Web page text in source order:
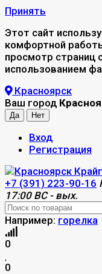
Принять
Этот сайт
комфортной
просмотр страниц
использованием
Красноярск
Ваш город
Вход
Регистрация
+7 (391) 223-90-16
17:00 ВС - вых.
Например: горелка
0
0